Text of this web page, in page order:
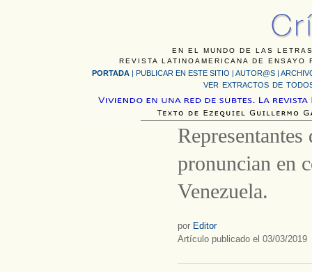
EN EL MUNDO DE LAS
REVISTA LATINOAMERICANA DE
PORTADA | PUBLICAR EN ESTE SITIO | AUTOR@S |
VER EXTRACTOS DE
pronuncian en
Venezuela.
por Editor
Artículo publicado el 03/03/2019